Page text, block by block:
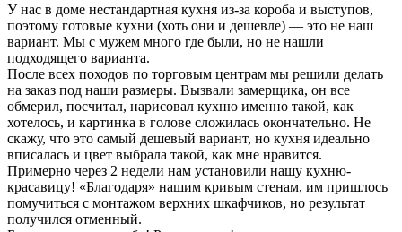
У нас в доме нестандартная кухня из-за короба и выступов,
поэтому готовые кухни (хоть они и дешевле) — это не наш
вариант. Мы с мужем много где были, но не нашли
подходящего варианта.
После всех походов по торговым центрам мы решили делать
на заказ под наши размеры. Вызвали замерщика, он все
обмерил, посчитал, нарисовал кухню именно такой, как
хотелось, и картинка в голове сложилась окончательно. Не
скажу, что это самый дешевый вариант, но кухня идеально
вписалась и цвет выбрала такой, как мне нравится.
Примерно через 2 недели нам установили нашу кухню-
красавицу! «Благодаря» нашим кривым стенам, им пришлось
помучиться с монтажом верхних шкафчиков, но результат
получился отменный.